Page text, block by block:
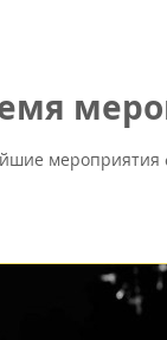
мероприятия